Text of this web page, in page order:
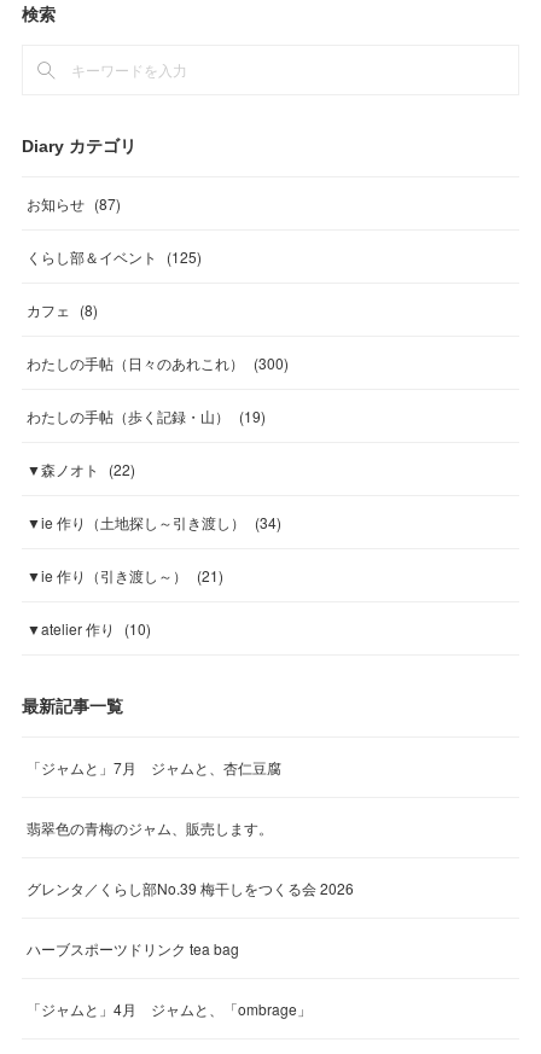
検索
Diary カテゴリ
お知らせ (87)
くらし部＆イベント (125)
カフェ (8)
わたしの手帖（日々のあれこれ） (300)
わたしの手帖（歩く記録・山） (19)
▼森ノオト (22)
▼ie 作り（土地探し～引き渡し） (34)
▼ie 作り（引き渡し～） (21)
▼atelier 作り (10)
最新記事一覧
「ジャムと」7月 ジャムと、杏仁豆腐
翡翠色の青梅のジャム、販売します。
グレンタ／くらし部No.39 梅干しをつくる会 2026
ハーブスポーツドリンク tea bag
「ジャムと」4月 ジャムと、「ombrage」